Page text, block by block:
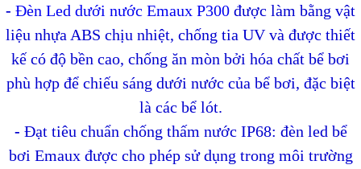
- Đèn Led dưới nước Emaux P300 được làm bằng vật
liệu nhựa ABS chịu nhiệt, chống tia UV và được thiết
kế có độ bền cao, chống ăn mòn bởi hóa chất bể bơi
phù hợp để chiếu sáng dưới nước của bể bơi, đặc biệt
là các bể lót.
- Đạt tiêu chuẩn chống thấm nước IP68: đèn led bể
bơi Emaux được cho phép sử dụng trong môi trường